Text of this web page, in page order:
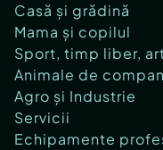
Casă și grădină
Mama și copilul
Sport, timp liber,
Animale de
Agro și Industrie
Servicii
Echipamente